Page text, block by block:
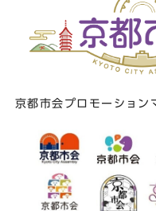
京都市会プロモーション